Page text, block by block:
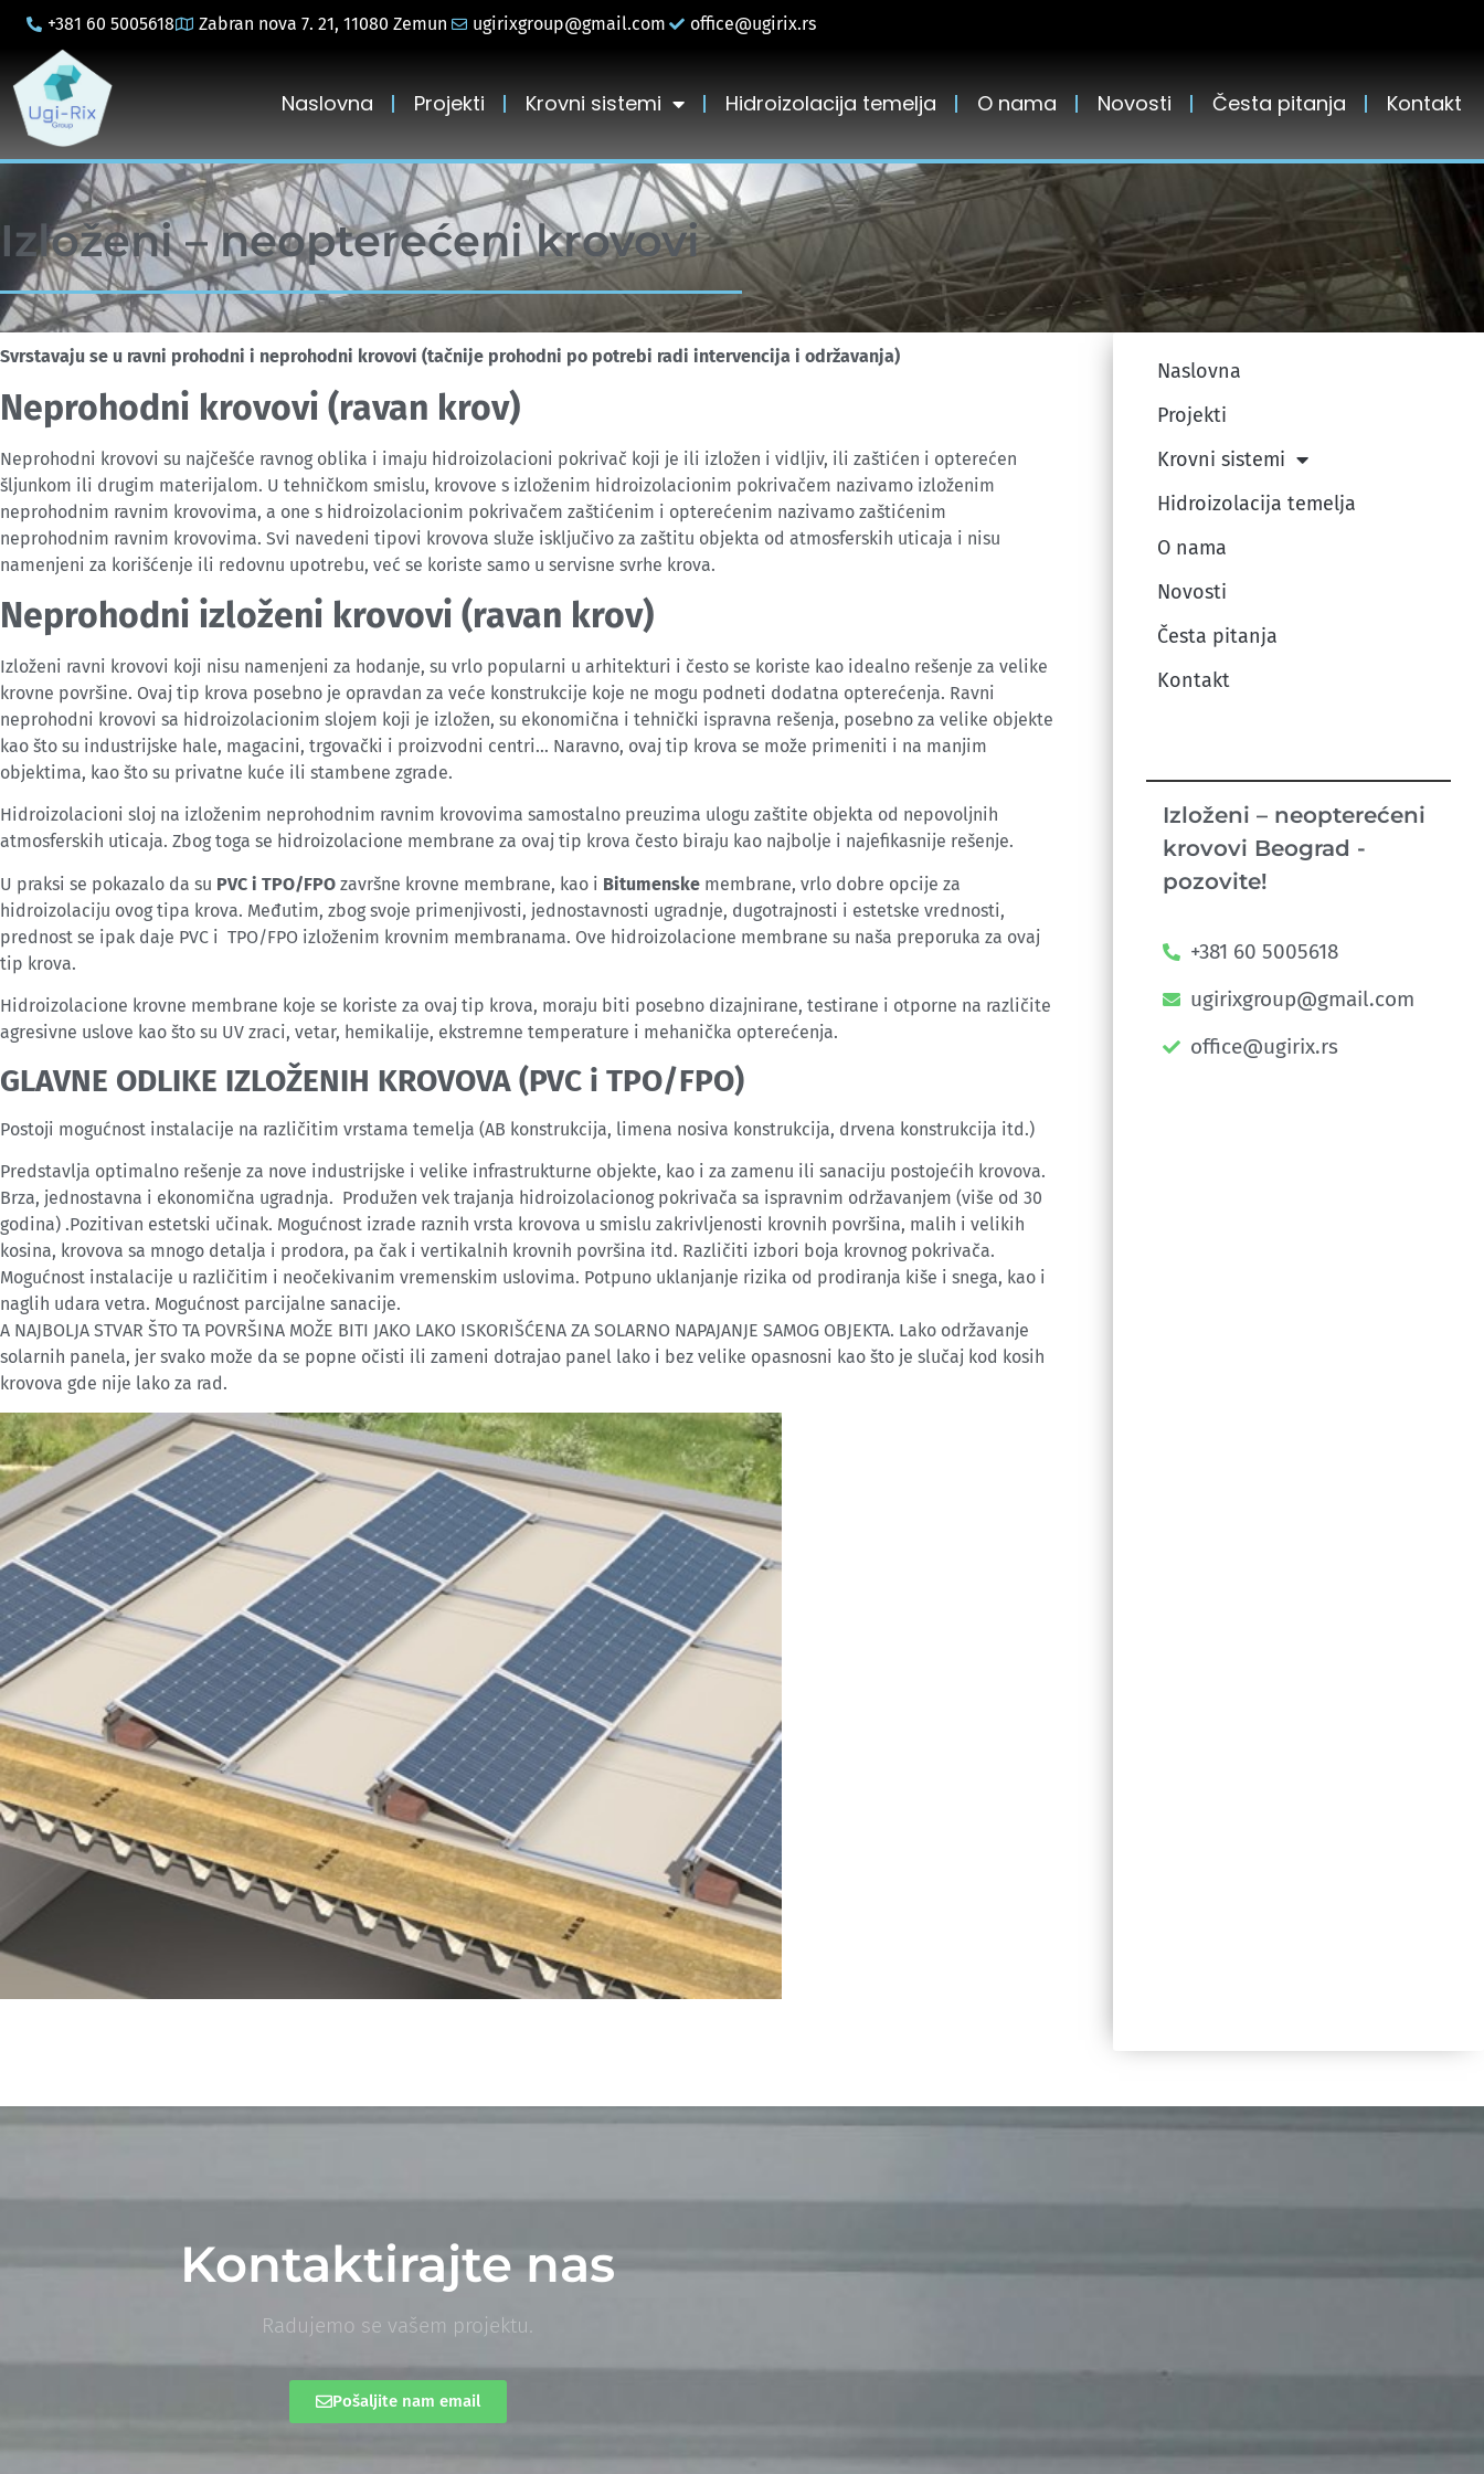
+381 60 5005618 Zabran nova 7. 21, 11080 Zemun ugirixgroup@gmail.com office@ugirix.rs
Naslovna Projekti Krovni sistemi Hidroizolacija temelja O nama Novosti Česta pitanja Kontakt
Izloženi – neopterećeni krovovi
Svrstavaju se u ravni prohodni i neprohodni krovovi (tačnije prohodni po potrebi radi intervencija i održavanja)
Neprohodni krovovi (ravan krov)
Neprohodni krovovi su najčešće ravnog oblika i imaju hidroizolacioni pokrivač koji je ili izložen i vidljiv, ili zaštićen i opterećen
šljunkom ili drugim materijalom. U tehničkom smislu, krovove s izloženim hidroizolacionim pokrivačem nazivamo izloženim
neprohodnim ravnim krovovima, a one s hidroizolacionim pokrivačem zaštićenim i opterećenim nazivamo zaštićenim
neprohodnim ravnim krovovima. Svi navedeni tipovi krovova služe isključivo za zaštitu objekta od atmosferskih uticaja i nisu
namenjeni za korišćenje ili redovnu upotrebu, već se koriste samo u servisne svrhe krova.
Neprohodni izloženi krovovi (ravan krov)
Izloženi ravni krovovi koji nisu namenjeni za hodanje, su vrlo popularni u arhitekturi i često se koriste kao idealno rešenje za velike
krovne površine. Ovaj tip krova posebno je opravdan za veće konstrukcije koje ne mogu podneti dodatna opterećenja. Ravni
neprohodni krovovi sa hidroizolacionim slojem koji je izložen, su ekonomična i tehnički ispravna rešenja, posebno za velike objekte
kao što su industrijske hale, magacini, trgovački i proizvodni centri… Naravno, ovaj tip krova se može primeniti i na manjim
objektima, kao što su privatne kuće ili stambene zgrade.
Hidroizolacioni sloj na izloženim neprohodnim ravnim krovovima samostalno preuzima ulogu zaštite objekta od nepovoljnih
atmosferskih uticaja. Zbog toga se hidroizolacione membrane za ovaj tip krova često biraju kao najbolje i najefikasnije rešenje.
U praksi se pokazalo da su PVC i TPO/FPO završne krovne membrane, kao i Bitumenske membrane, vrlo dobre opcije za
hidroizolaciju ovog tipa krova. Međutim, zbog svoje primenjivosti, jednostavnosti ugradnje, dugotrajnosti i estetske vrednosti,
prednost se ipak daje PVC i TPO/FPO izloženim krovnim membranama. Ove hidroizolacione membrane su naša preporuka za ovaj
tip krova.
Hidroizolacione krovne membrane koje se koriste za ovaj tip krova, moraju biti posebno dizajnirane, testirane i otporne na različite
agresivne uslove kao što su UV zraci, vetar, hemikalije, ekstremne temperature i mehanička opterećenja.
GLAVNE ODLIKE IZLOŽENIH KROVOVA (PVC i TPO/FPO)
Postoji mogućnost instalacije na različitim vrstama temelja (AB konstrukcija, limena nosiva konstrukcija, drvena konstrukcija itd.)
Predstavlja optimalno rešenje za nove industrijske i velike infrastrukturne objekte, kao i za zamenu ili sanaciju postojećih krovova.
Brza, jednostavna i ekonomična ugradnja. Produžen vek trajanja hidroizolacionog pokrivača sa ispravnim održavanjem (više od 30
godina) .Pozitivan estetski učinak. Mogućnost izrade raznih vrsta krovova u smislu zakrivljenosti krovnih površina, malih i velikih
kosina, krovova sa mnogo detalja i prodora, pa čak i vertikalnih krovnih površina itd. Različiti izbori boja krovnog pokrivača.
Mogućnost instalacije u različitim i neočekivanim vremenskim uslovima. Potpuno uklanjanje rizika od prodiranja kiše i snega, kao i
naglih udara vetra. Mogućnost parcijalne sanacije.
A NAJBOLJA STVAR ŠTO TA POVRŠINA MOŽE BITI JAKO LAKO ISKORIŠĆENA ZA SOLARNO NAPAJANJE SAMOG OBJEKTA. Lako održavanje
solarnih panela, jer svako može da se popne očisti ili zameni dotrajao panel lako i bez velike opasnosni kao što je slučaj kod kosih
krovova gde nije lako za rad.
Naslovna
Projekti
Krovni sistemi
Hidroizolacija temelja
O nama
Novosti
Česta pitanja
Kontakt
Izloženi – neopterećeni
krovovi Beograd -
pozovite!
+381 60 5005618
ugirixgroup@gmail.com
office@ugirix.rs
Kontaktirajte nas
Radujemo se vašem projektu.
Pošaljite nam email